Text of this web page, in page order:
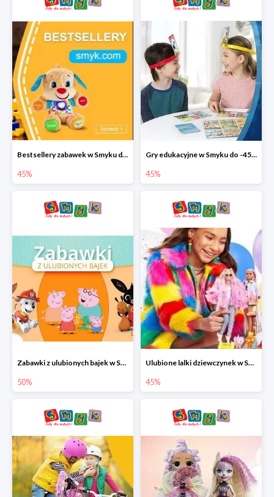
Bestsellery zabawek w Smyku do -45%
45%
Gry edukacyjne w Smyku do -45%
45%
Zabawki z ulubionych bajek w Smyku do -50%
50%
Ulubione lalki dziewczynek w Smyku do -45%
45%